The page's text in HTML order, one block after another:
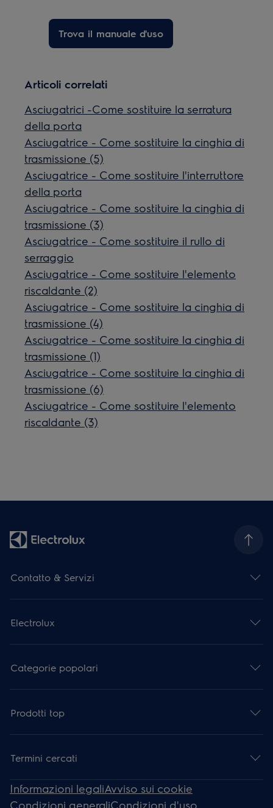
Trova il manuale d'uso
Articoli correlati
Asciugatrici -Come sostituire la serratura
della porta
Asciugatrice - Come sostituire la cinghia di
trasmissione (5)
Asciugatrice - Come sostituire l'interruttore
della porta
Asciugatrice - Come sostituire la cinghia di
trasmissione (3)
Asciugatrice - Come sostituire il rullo di
serraggio
Asciugatrice - Come sostituire l'elemento
riscaldante (2)
Asciugatrice - Come sostituire la cinghia di
trasmissione (4)
Asciugatrice - Come sostituire la cinghia di
trasmissione (1)
Asciugatrice - Come sostituire la cinghia di
trasmissione (6)
Asciugatrice - Come sostituire l'elemento
riscaldante (3)
Contatto & Servizi
Electrolux
Categorie popolari
Prodotti top
Termini cercati
Informazioni legaliAvviso sui cookie
Condizioni generaliCondizioni d'uso